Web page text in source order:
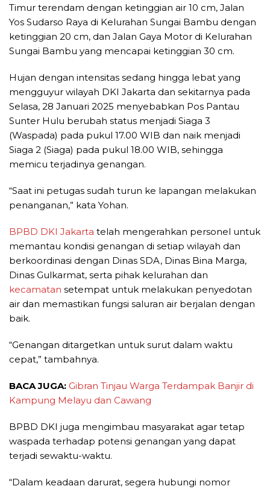
Timur terendam dengan ketinggian air 10 cm, Jalan
Yos Sudarso Raya di Kelurahan Sungai Bambu dengan
ketinggian 20 cm, dan Jalan Gaya Motor di Kelurahan
Sungai Bambu yang mencapai ketinggian 30 cm.
Hujan dengan intensitas sedang hingga lebat yang
mengguyur wilayah DKI Jakarta dan sekitarnya pada
Selasa, 28 Januari 2025 menyebabkan Pos Pantau
Sunter Hulu berubah status menjadi Siaga 3
(Waspada) pada pukul 17.00 WIB dan naik menjadi
Siaga 2 (Siaga) pada pukul 18.00 WIB, sehingga
memicu terjadinya genangan.
“Saat ini petugas sudah turun ke lapangan melakukan
penanganan,” kata Yohan.
BPBD DKI Jakarta telah mengerahkan personel untuk
memantau kondisi genangan di setiap wilayah dan
berkoordinasi dengan Dinas SDA, Dinas Bina Marga,
Dinas Gulkarmat, serta pihak kelurahan dan
kecamatan setempat untuk melakukan penyedotan
air dan memastikan fungsi saluran air berjalan dengan
baik.
“Genangan ditargetkan untuk surut dalam waktu
cepat,” tambahnya.
BACA JUGA: Gibran Tinjau Warga Terdampak Banjir di
Kampung Melayu dan Cawang
BPBD DKI juga mengimbau masyarakat agar tetap
waspada terhadap potensi genangan yang dapat
terjadi sewaktu-waktu.
“Dalam keadaan darurat, segera hubungi nomor